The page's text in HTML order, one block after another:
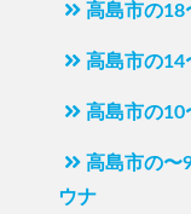
高島市の
高島市の
高島市の
高島市の〜
ウナ